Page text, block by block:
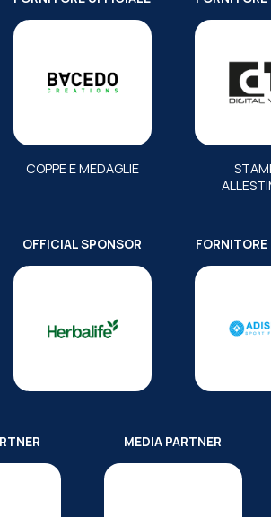
COPPE E MEDAGLIE
OFFICIAL SPONSOR
MEDIA PARTNER